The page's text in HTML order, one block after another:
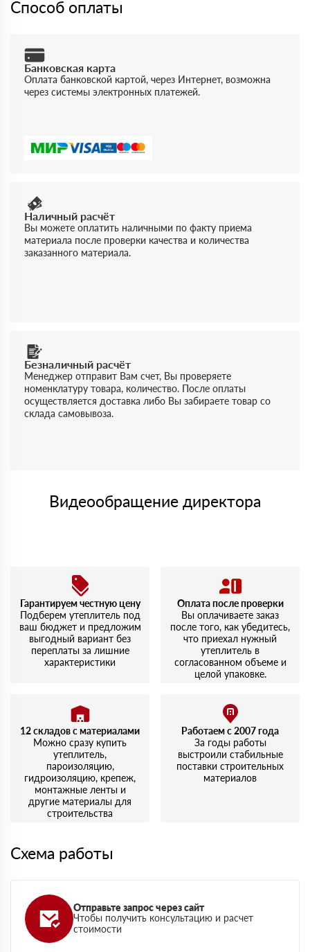
Способ оплаты
Банковская карта
Оплата банковской картой, через Интернет, возможна
через системы электронных платежей.
Наличный расчёт
Вы можете оплатить наличными по факту приема
материала после проверки качества и количества
заказанного материала.
Безналичный расчёт
Менеджер отправит Вам счет, Вы проверяете
номенклатуру товара, количество. После оплаты
осуществляется доставка либо Вы забираете товар со
склада самовывоза.
Видеообращение директора
Гарантируем честную цену
Подберем утеплитель под
ваш бюджет и предложим
выгодный вариант без
переплаты за лишние
характеристики
Оплата после проверки
Вы оплачиваете заказ
после того, как убедитесь,
что приехал нужный
утеплитель в
согласованном объеме и
целой упаковке.
12 складов с материалами
Можно сразу купить
утеплитель,
пароизоляцию,
гидроизоляцию, крепеж,
монтажные ленты и
другие материалы для
строительства
Работаем с 2007 года
За годы работы
выстроили стабильные
поставки строительных
материалов
Схема работы
Отправьте запрос через сайт
Чтобы получить консультацию и расчет
стоимости